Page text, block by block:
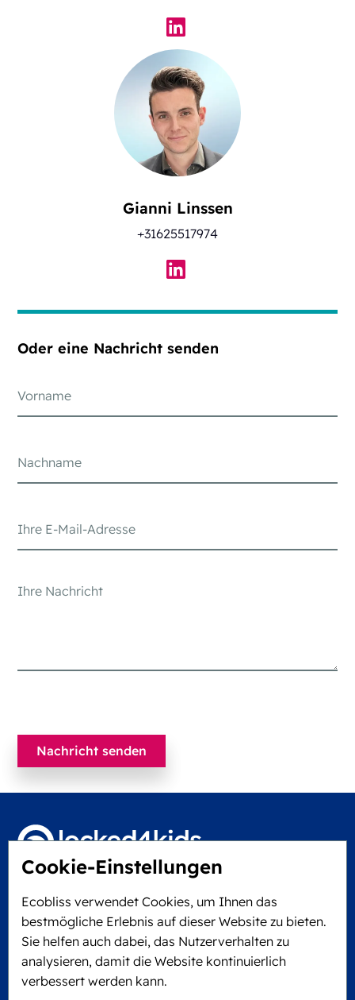
Cookie-Einstellungen
Ecobliss verwendet Cookies, um Ihnen das
bestmögliche Erlebnis auf dieser Website zu bieten.
Sie helfen auch dabei, das Nutzerverhalten zu
analysieren, damit die Website kontinuierlich
verbessert werden kann.
Gianni Linssen
+31625517974
Oder eine Nachricht senden
Edisonweg 11
6101 XJ Echt, Niederlande
KVK: 60610182
+31 475 390 550